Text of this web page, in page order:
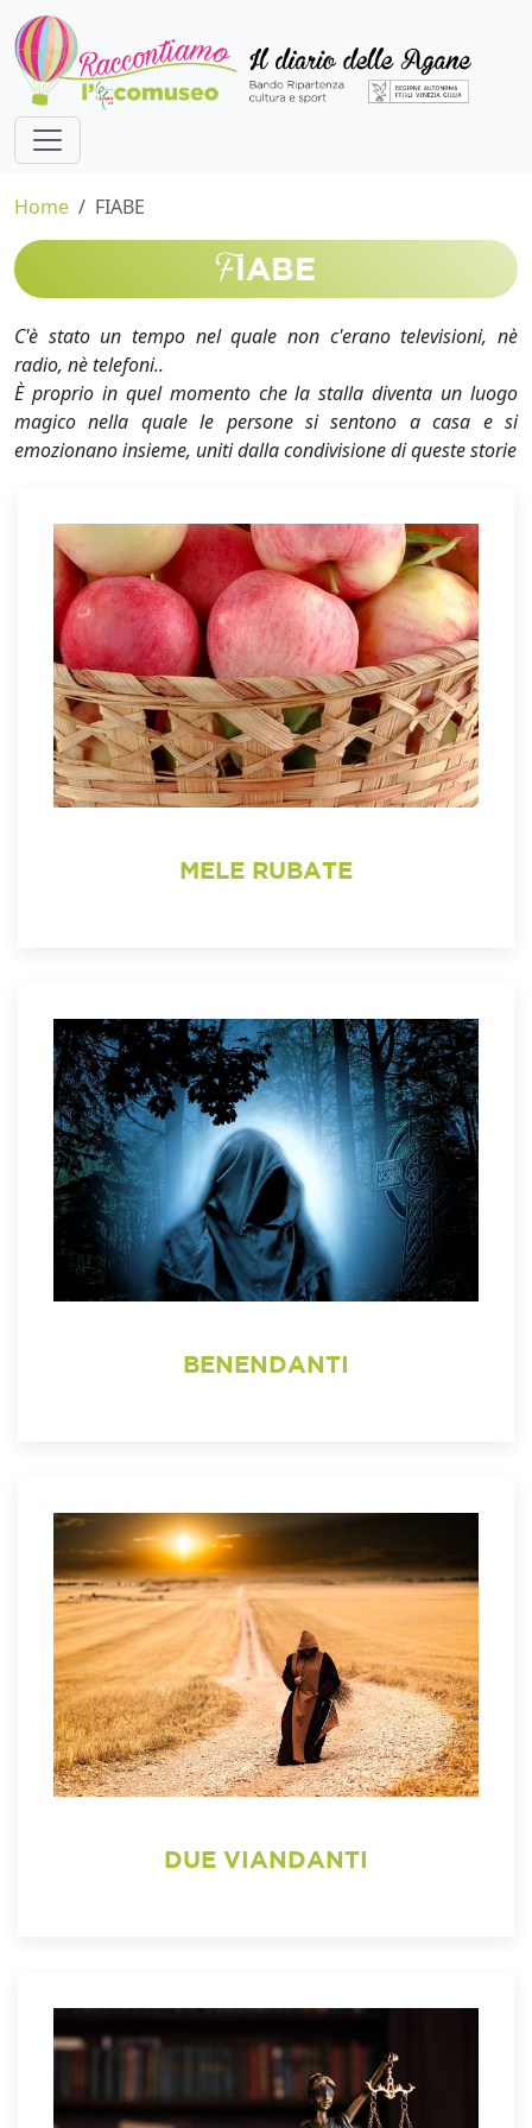
Home FIABE
F IABE
C'è stato un tempo nel quale non c'erano televisioni, nè
radio, nè telefoni..
È proprio in quel momento che la stalla diventa un luogo
magico nella quale le persone si sentono a casa e si
emozionano insieme, uniti dalla condivisione di queste storie
MELE RUBATE
BENENDANTI
DUE VIANDANTI